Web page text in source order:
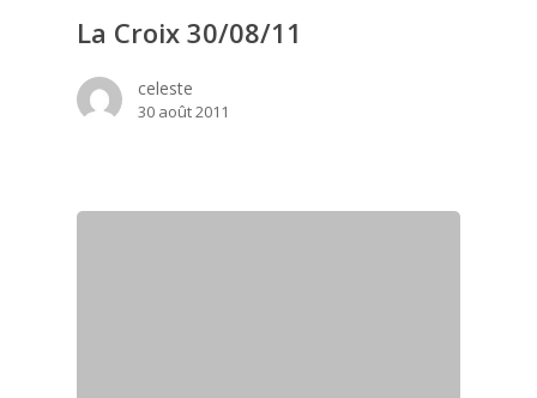
La Croix 30/08/11
celeste
30 août 2011